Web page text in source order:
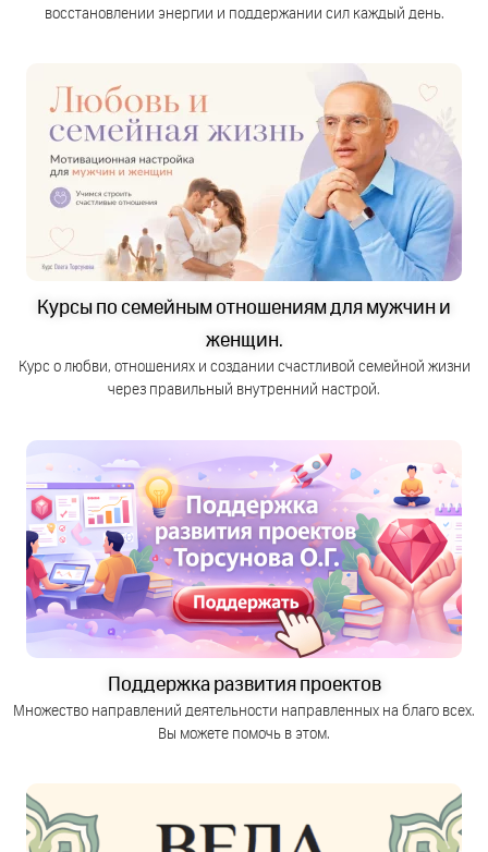
восстановлении энергии и поддержании сил каждый день.
Курсы по семейным отношениям для мужчин и
женщин.
Курс о любви, отношениях и создании счастливой семейной жизни
через правильный внутренний настрой.
Поддержка развития проектов
Множество направлений деятельности направленных на благо всех.
Вы можете помочь в этом.